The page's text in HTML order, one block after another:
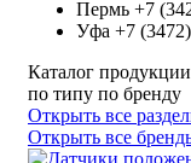
Пермь +7
Уфа +7
Каталог продукции
по типу по бренду
Открыть все
Открыть все